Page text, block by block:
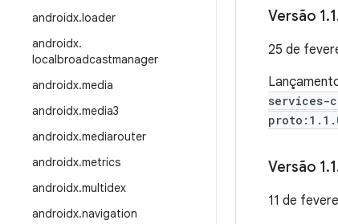
androidx.loader
androidx.
localbroadcastmanager
androidx.media
androidx.media3
androidx.mediarouter
androidx.metrics
androidx.multidex
androidx.navigation
Versão 1.1
25 de
services-
Versão 1.1
11 de